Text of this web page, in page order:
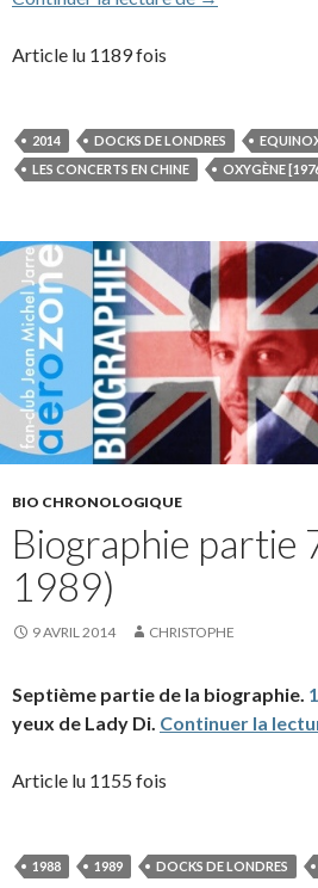
Article lu 1189 fois
2014 DOCKS DE LONDRES
LES CONCERTS EN CHINE
OXYGÈNE
BIO CHRONOLOGIQUE
Biographie partie
1989)
9 AVRIL 2014 CHRISTOPHE
Septième partie de la biographie.
yeux de Lady Di. Continuer la
Article lu 1155 fois
1988 1989 DOCKS DE LONDRES